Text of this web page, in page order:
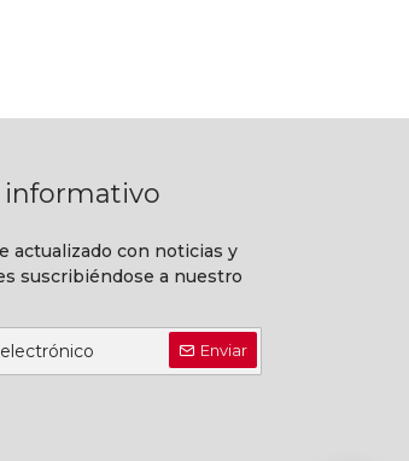
actualizado con noticias y
suscribiéndose a nuestro
Enviar